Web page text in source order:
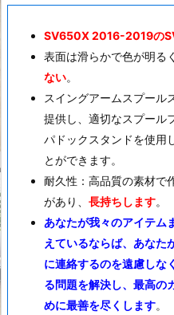
SV650X 2016-2019の
表面は滑らかで色が明る
ない。
スイングアームスプール
提供し、適切なスプール
パドックスタンドを使用
とができます。
耐久性：高品質の素材で
があり、 長持ちします。
あなたが我々のアイテム
えているならば、あなた
に連絡するのを遠慮しな
る問題を解決し、最高の
めに最善を尽くします。